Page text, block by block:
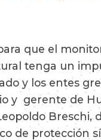
que el
tenga un
y los entes
y gerente de
Breschi,
de protección